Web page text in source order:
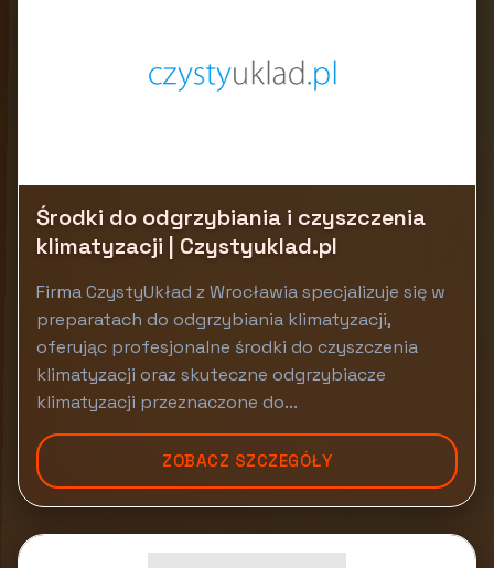
Środki do odgrzybiania i czyszczenia
klimatyzacji | Czystyuklad.pl
Firma CzystyUkład z Wrocławia specjalizuje się w
preparatach do odgrzybiania klimatyzacji,
oferując profesjonalne środki do czyszczenia
klimatyzacji oraz skuteczne odgrzybiacze
klimatyzacji przeznaczone do...
ZOBACZ SZCZEGÓŁY